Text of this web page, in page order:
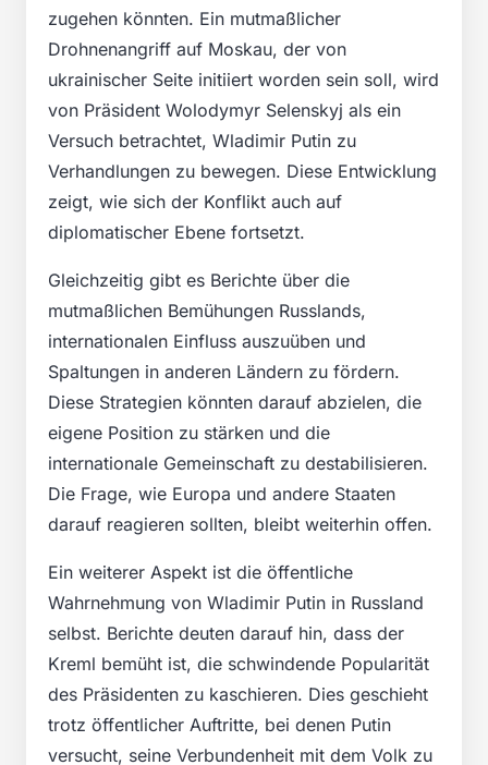
zugehen könnten. Ein mutmaßlicher
Drohnenangriff auf Moskau, der von
ukrainischer Seite initiiert worden sein soll, wird
von Präsident Wolodymyr Selenskyj als ein
Versuch betrachtet, Wladimir Putin zu
Verhandlungen zu bewegen. Diese Entwicklung
zeigt, wie sich der Konflikt auch auf
diplomatischer Ebene fortsetzt.
Gleichzeitig gibt es Berichte über die
mutmaßlichen Bemühungen Russlands,
internationalen Einfluss auszuüben und
Spaltungen in anderen Ländern zu fördern.
Diese Strategien könnten darauf abzielen, die
eigene Position zu stärken und die
internationale Gemeinschaft zu destabilisieren.
Die Frage, wie Europa und andere Staaten
darauf reagieren sollten, bleibt weiterhin offen.
Ein weiterer Aspekt ist die öffentliche
Wahrnehmung von Wladimir Putin in Russland
selbst. Berichte deuten darauf hin, dass der
Kreml bemüht ist, die schwindende Popularität
des Präsidenten zu kaschieren. Dies geschieht
trotz öffentlicher Auftritte, bei denen Putin
versucht, seine Verbundenheit mit dem Volk zu